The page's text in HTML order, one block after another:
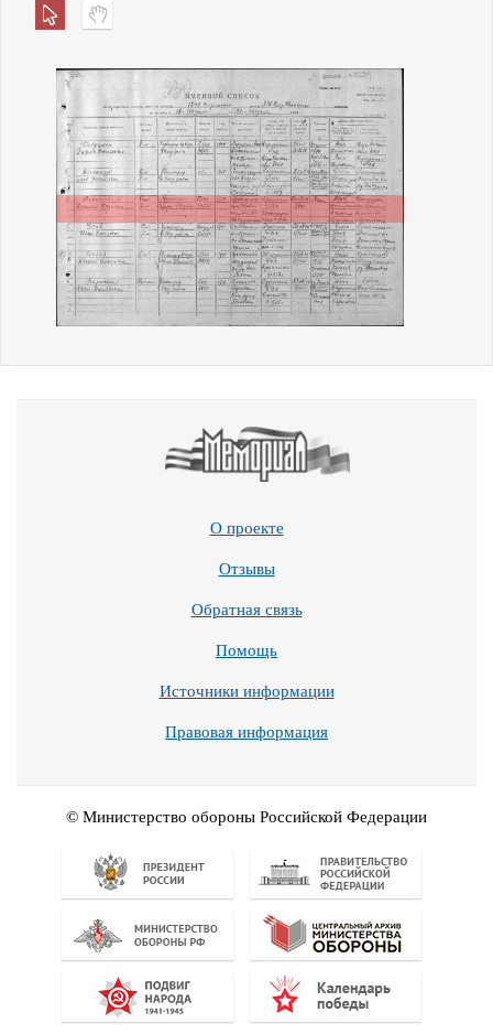
О проекте
Отзывы
Обратная связь
Помощь
Источники информации
Правовая информация
© Министерство обороны Российской Федерации